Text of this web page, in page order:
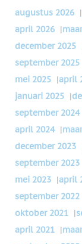
augustus 2026 |
april 2026 |
december 2025
september 2025
mei 2025 |april
januari 2025 |
september 2024
april 2024 |
december 2023
september 2023
mei 2023 |april
september 2022
oktober 2021 |
april 2021 |